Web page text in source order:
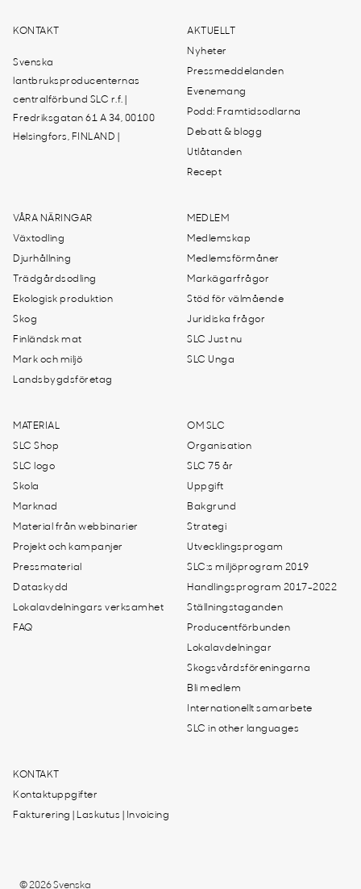
KONTAKT
Svenska
lantbruksproducenternas
centralförbund SLC r.f. |
Fredriksgatan 61 A 34, 00100
Helsingfors, FINLAND |
AKTUELLT
Nyheter
Pressmeddelanden
Evenemang
Podd: Framtidsodlarna
Debatt & blogg
Utlåtanden
Recept
VÅRA NÄRINGAR
Växtodling
Djurhållning
Trädgårdsodling
Ekologisk produktion
Skog
Finländsk mat
Mark och miljö
Landsbygdsföretag
MEDLEM
Medlemskap
Medlemsförmåner
Markägarfrågor
Stöd för välmående
Juridiska frågor
SLC Just nu
SLC Unga
MATERIAL
SLC Shop
SLC logo
Skola
Marknad
Material från webbinarier
Projekt och kampanjer
Pressmaterial
Dataskydd
Lokalavdelningars verksamhet
FAQ
OM SLC
Organisation
SLC 75 år
Uppgift
Bakgrund
Strategi
Utvecklingsprogam
SLC:s miljöprogram 2019
Handlingsprogram 2017-2022
Ställningstaganden
Producentförbunden
Lokalavdelningar
Skogsvårdsföreningarna
Bli medlem
Internationellt samarbete
SLC in other languages
KONTAKT
Kontaktuppgifter
Fakturering | Laskutus | Invoicing
© 2026 Svenska